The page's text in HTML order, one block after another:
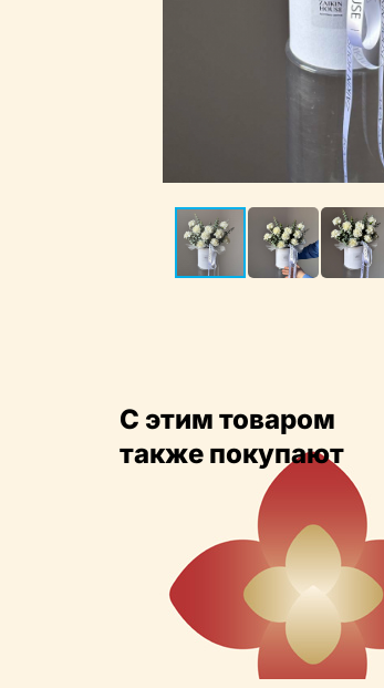
С этим товаром
также покупают
Переноска для букетов
Купить